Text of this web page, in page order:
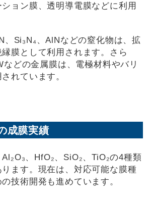
ョン膜、透明導電膜などに利用
、Si₃N₄、AlNなどの窒化物は、拡
膜として利用されます。さら
などの金属膜は、電極材料やバリ
れています。
成膜実績
、HfO₂、SiO₂、TiO₂の4種類
ます。現在は、対応可能な膜種
技術開発も進めています。